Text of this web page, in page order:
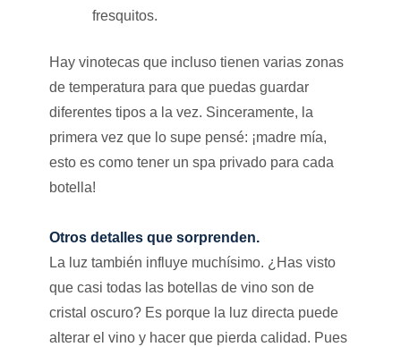
fresquitos.
Hay vinotecas que incluso tienen varias zonas
de temperatura para que puedas guardar
diferentes tipos a la vez. Sinceramente, la
primera vez que lo supe pensé: ¡madre mía,
esto es como tener un spa privado para cada
botella!
Otros detalles que sorprenden.
La luz también influye muchísimo. ¿Has visto
que casi todas las botellas de vino son de
cristal oscuro? Es porque la luz directa puede
alterar el vino y hacer que pierda calidad. Pues